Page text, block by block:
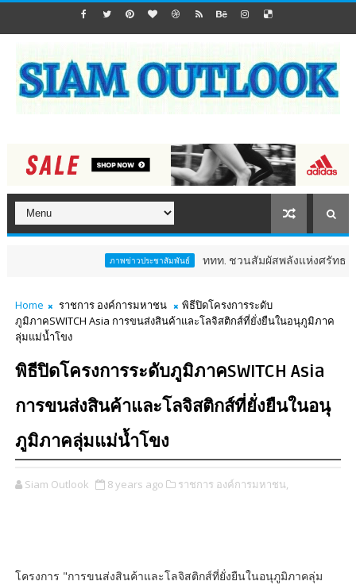
ภาพข่าวประชาสัมพันธ์ ททท. ชวนสัมผัสพลังแห่งศรัทธา ร่วมงาน
Home ราชการ องค์การมหาชน
พิธีปิดโครงการระดับ
ภูมิภาคSWITCH Asia การขนส่งสินค้าและโลจิสติกส์ที่ยั่งยืนในอนุภูมิภาค
ลุ่มแม่น้ำโขง
พิธีปิดโครงการระดับภูมิภาคSWITCH Asia
การขนส่งสินค้าและโลจิสติกส์ที่ยั่งยืนในอนุ
ภูมิภาคลุ่มแม่น้ำโขง
Siam Outlook 8 years ago ราชการ องค์การมหาชน,
โครงการ "การขนส่งสินค้าและโลจิสติกส์ที่ยั่งยืนในอนุภูมิภาคลุ่ม